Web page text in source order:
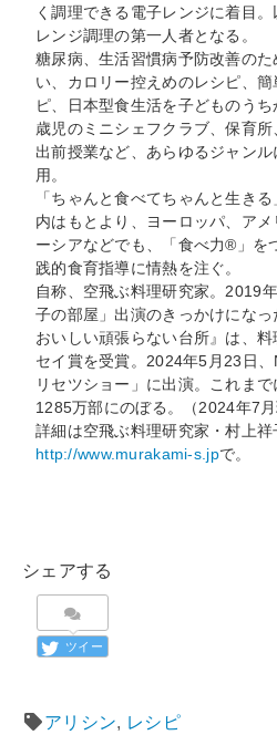
く調理できる電子レンジに着目
レンジ調理の第一人者となる。
糖尿病、生活習慣病予防改善の
い、カロリー控えめのレシピ、
ピ、日本型食生活を子どものう
歳児のミニシェフクラブ、保育
出前授業など、あらゆるジャン
用。
「ちゃんと食べてちゃんと生き
内はもとより、ヨーロッパ、ア
ーシアなどでも、「食べ力®」を
践的食育指導に情熱を注ぐ。
自称、空飛ぶ料理研究家。2019
子の部屋」出演のきっかけにな
おいしい頑張らない台所』は、
セイ賞を受賞。2024年5月23日
リセツショー」に出演。これま
1285万部にのぼる。（2024年7月
詳細は空飛ぶ料理研究家・村上
http://www.murakami-s.jpで。
シェアする
ツイー
アリシン, レシピ